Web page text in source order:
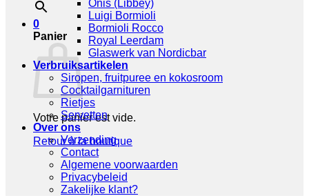
0
Panier
Votre panier est vide.
Retour à la boutique
Onis (Libbey)
Luigi Bormioli
Bormioli Rocco
Royal Leerdam
Glaswerk van Nordicbar
Verbruiksartikelen
Siropen, fruitpuree en kokosroom
Cocktailgarnituren
Rietjes
Servetten
Over ons
Verzending
Contact
Algemene voorwaarden
Privacybeleid
Zakelijke klant?